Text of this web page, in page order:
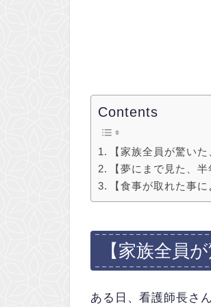
Contents
【家族全員が驚い
【夢にまで見た、半
【食事が取れた事に
【家族全員
ある日、看護師長さ